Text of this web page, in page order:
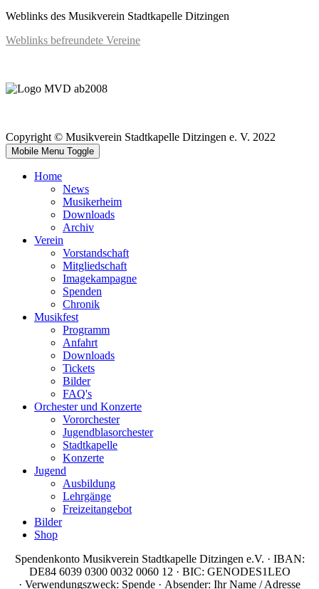
Weblinks des Musikverein Stadtkapelle Ditzingen
Weblinks befreundete Vereine
Copyright © Musikverein Stadtkapelle Ditzingen e. V. 2022
Mobile Menu Toggle
Home
News
Musikerheim
Downloads
Archiv
Verein
Vorstandschaft
Mitgliedschaft
Imagekampagne
Spenden
Chronik
Musikfest
Programm
Anfahrt
Downloads
Tickets
Bilder
FAQ's
Orchester und Konzerte
Vororchester
Jugendblasorchester
Stadtkapelle
Konzerte
Jugend
Ausbildung
Lehrgänge
Freizeitangebot
Bilder
Shop
Spendenkonto Musikverein Stadtkapelle Ditzingen e.V. · IBAN:
DE84 6039 0300 0032 0060 12 · BIC: GENODES1LEO
· Verwendungszweck: Spende · Absender: Ihr Name / Adresse